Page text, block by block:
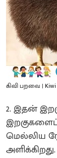
கிவி பறவை | Kiwi
2. இதன்
மெல்லிய
அளிக்கிறது.